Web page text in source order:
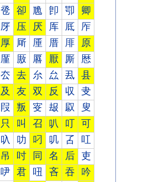
卺 卻 卼 卽 卾 卿
厊 压 厌 厍 厎 厏
厚 厛 厜 厝 厞 原
厪 厫 厬 厭 厮 厯
厺 去 厼 厽 厾 县
及 友 双 反 収 叏
叚 叛 叜 叝 叞 叟
只 叫 召 叭 叮 可
叺 叻 叼 叽 叾 叿
吊 吋 同 名 后 吏
吚 君 吜 吝 吞 吟